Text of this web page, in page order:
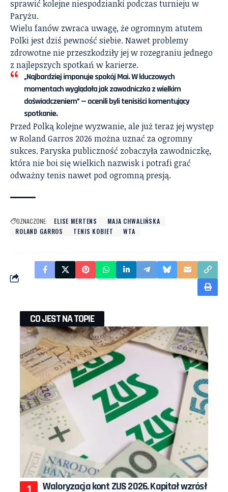
sprawić kolejne niespodzianki podczas turnieju w
Paryżu.
Wielu fanów zwraca uwagę, że ogromnym atutem
Polki jest dziś pewność siebie. Nawet problemy
zdrowotne nie przeszkodziły jej w rozegraniu jednego
z najlepszych spotkań w karierze.
„Najbardziej imponuje spokój Mai. W kluczowych
momentach wyglądała jak zawodniczka z wielkim
doświadczeniem” — ocenili byli tenisiści komentujący
spotkanie.
Przed Polką kolejne wyzwanie, ale już teraz jej występ
w Roland Garros 2026 można uznać za ogromny
sukces. Paryska publiczność zobaczyła zawodniczkę,
która nie boi się wielkich nazwisk i potrafi grać
odważny tenis nawet pod ogromną presją.
OZNACZONE: ELISE MERTENS
MAJA CHWALIŃSKA
ROLAND GARROS
TENIS KOBIET WTA
CO JEST NA TOPIE
Waloryzacja kont ZUS 2026. Kapitał wzrósł